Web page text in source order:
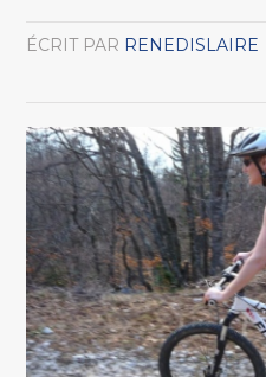
ÉCRIT PAR RENEDISLAIRE